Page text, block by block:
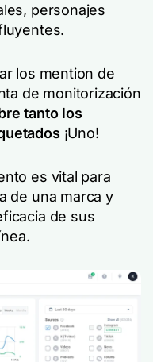
personajes
los mention de
de monitorización
tanto los
¡Uno!
es vital para
de una marca y
de sus